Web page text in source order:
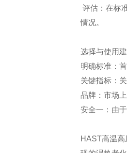
评估：在标
情况。
选择与使用
明确标准：
关键指标：
品牌：市场
安全一：由
HAST高温